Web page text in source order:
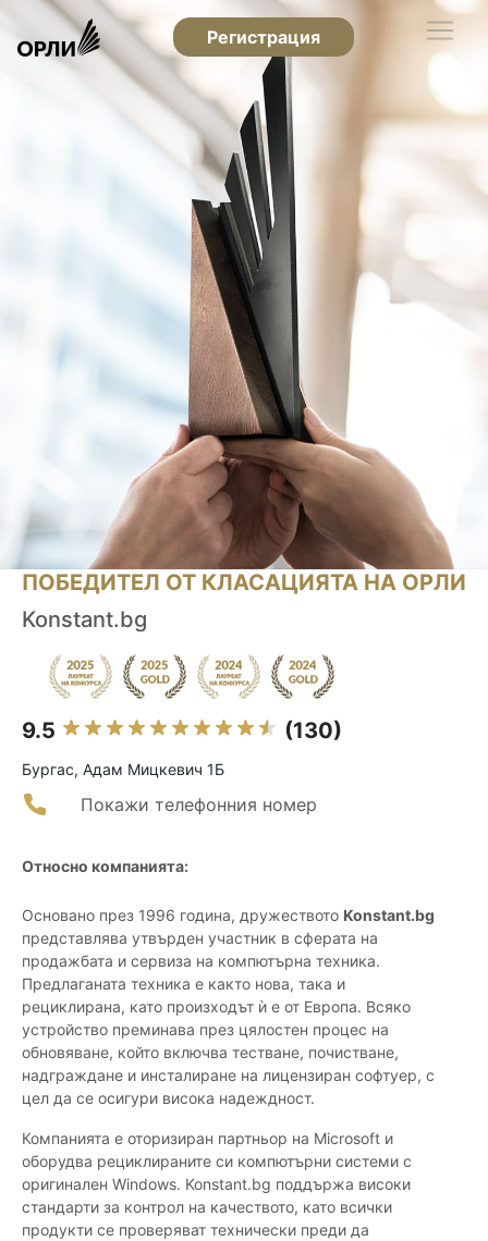
Регистрация
ПОБЕДИТЕЛ ОТ КЛАСАЦИЯТА НА ОРЛИ
Konstant.bg
9.5 (130)
Бургас, Адам Мицкевич 1Б
Покажи телефонния номер
Относно компанията:
Основано през 1996 година, дружеството Konstant.bg
представлява утвърден участник в сферата на
продажбата и сервиза на компютърна техника.
Предлаганата техника е както нова, така и
рециклирана, като произходът ѝ е от Европа. Всяко
устройство преминава през цялостен процес на
обновяване, който включва тестване, почистване,
надграждане и инсталиране на лицензиран софтуер, с
цел да се осигури висока надеждност.
Компанията е оторизиран партньор на Microsoft и
оборудва рециклираните си компютърни системи с
оригинален Windows. Konstant.bg поддържа високи
стандарти за контрол на качеството, като всички
продукти се проверяват технически преди да